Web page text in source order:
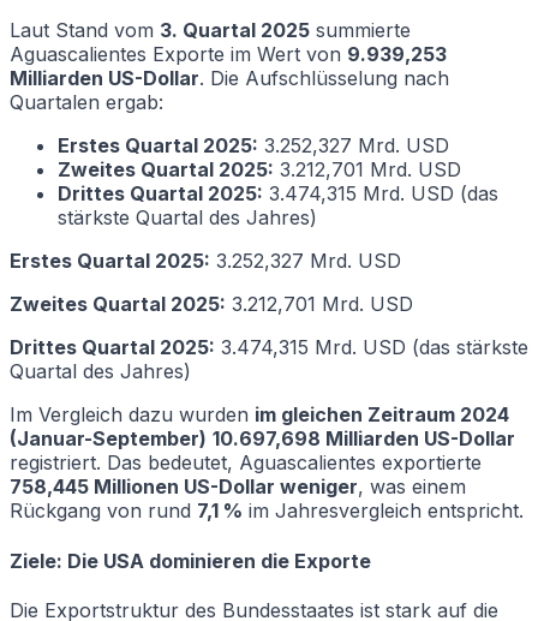
Laut Stand vom 3. Quartal 2025 summierte
Aguascalientes Exporte im Wert von 9.939,253
Milliarden US-Dollar. Die Aufschlüsselung nach
Quartalen ergab:
Erstes Quartal 2025: 3.252,327 Mrd. USD
Zweites Quartal 2025: 3.212,701 Mrd. USD
Drittes Quartal 2025: 3.474,315 Mrd. USD (das
stärkste Quartal des Jahres)
Erstes Quartal 2025: 3.252,327 Mrd. USD
Zweites Quartal 2025: 3.212,701 Mrd. USD
Drittes Quartal 2025: 3.474,315 Mrd. USD (das stärkste
Quartal des Jahres)
Im Vergleich dazu wurden im gleichen Zeitraum 2024
(Januar-September) 10.697,698 Milliarden US-Dollar
registriert. Das bedeutet, Aguascalientes exportierte
758,445 Millionen US-Dollar weniger, was einem
Rückgang von rund 7,1 % im Jahresvergleich entspricht.
Ziele: Die USA dominieren die Exporte
Die Exportstruktur des Bundesstaates ist stark auf die